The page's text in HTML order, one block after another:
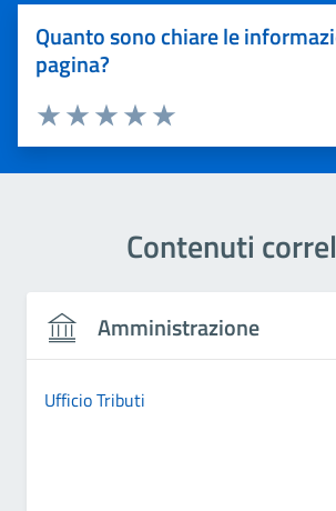
Quanto sono chiare le
pagina?
Valuta 5 stelle su 5
Valuta 4 stelle su 5
Valuta 3 stelle su 5
Valuta 2 stelle su 5
Valuta 1 stelle su 5
Contenuti
Amministrazione
Ufficio Tributi